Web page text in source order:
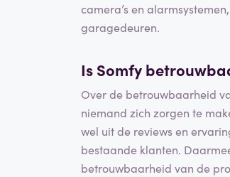
camera’s en
garagedeuren.
Is Somfy
Over de betrouwbaarheid
niemand zich zorgen te
wel uit de reviews en
bestaande klanten.
betrouwbaarheid van de